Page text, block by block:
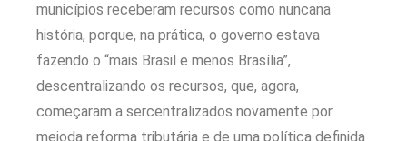
municípios receberam recursos como nuncana
história, porque, na prática, o governo estava
fazendo o “mais Brasil e menos Brasília”,
descentralizando os recursos, que, agora,
começaram a sercentralizados novamente por
meioda reforma tributária e de uma política definida